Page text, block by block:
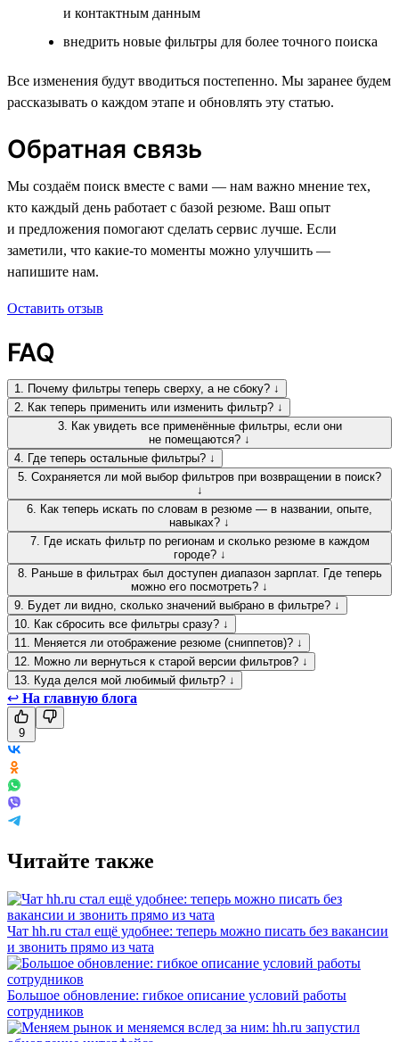
и контактным данным
внедрить новые фильтры для более точного поиска
Все изменения будут вводиться постепенно. Мы заранее будем
рассказывать о каждом этапе и обновлять эту статью.
Обратная связь
Мы создаём поиск вместе с вами — нам важно мнение тех,
кто каждый день работает с базой резюме. Ваш опыт
и предложения помогают сделать сервис лучше. Если
заметили, что какие-то моменты можно улучшить —
напишите нам.
Оставить отзыв
FAQ
1. Почему фильтры теперь сверху, а не сбоку? ↓
2. Как теперь применить или изменить фильтр? ↓
3. Как увидеть все применённые фильтры, если они
не помещаются? ↓
4. Где теперь остальные фильтры? ↓
5. Сохраняется ли мой выбор фильтров при возвращении в поиск?
↓
6. Как теперь искать по словам в резюме — в названии, опыте,
навыках? ↓
7. Где искать фильтр по регионам и сколько резюме в каждом
городе? ↓
8. Раньше в фильтрах был доступен диапазон зарплат. Где теперь
можно его посмотреть? ↓
9. Будет ли видно, сколько значений выбрано в фильтре? ↓
10. Как сбросить все фильтры сразу? ↓
11. Меняется ли отображение резюме (сниппетов)? ↓
12. Можно ли вернуться к старой версии фильтров? ↓
13. Куда делся мой любимый фильтр? ↓
↩ На главную блога
9
Читайте также
Чат hh.ru стал ещё удобнее: теперь можно писать без вакансии
и звонить прямо из чата
Большое обновление: гибкое описание условий работы
сотрудников